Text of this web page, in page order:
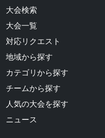
大会検索
大会一覧
対応リクエスト
地域から探す
カテゴリから探す
チームから探す
人気の大会を探す
ニュース